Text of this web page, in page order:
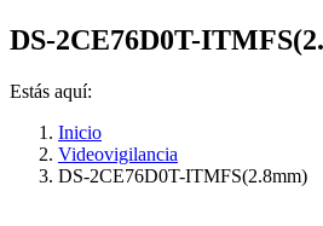
DS-2CE76D0T-
Estás aquí:
Inicio
Videovigilancia
DS-2CE76D0T-ITMFS(2.8mm)